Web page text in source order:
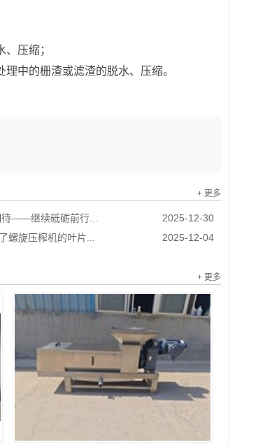
压缩；
中的栅渣或滤渣的脱水、压缩。
+ 更多
2025-12-30
——继续砥砺前行...
2025-12-04
螺旋压榨机的叶片...
+ 更多